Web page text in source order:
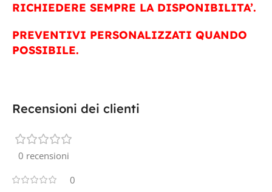
RICHIEDERE SEMPRE LA DISPONIBILITA’.
PREVENTIVI PERSONALIZZATI QUANDO
POSSIBILE.
Recensioni dei clienti
0 recensioni
0